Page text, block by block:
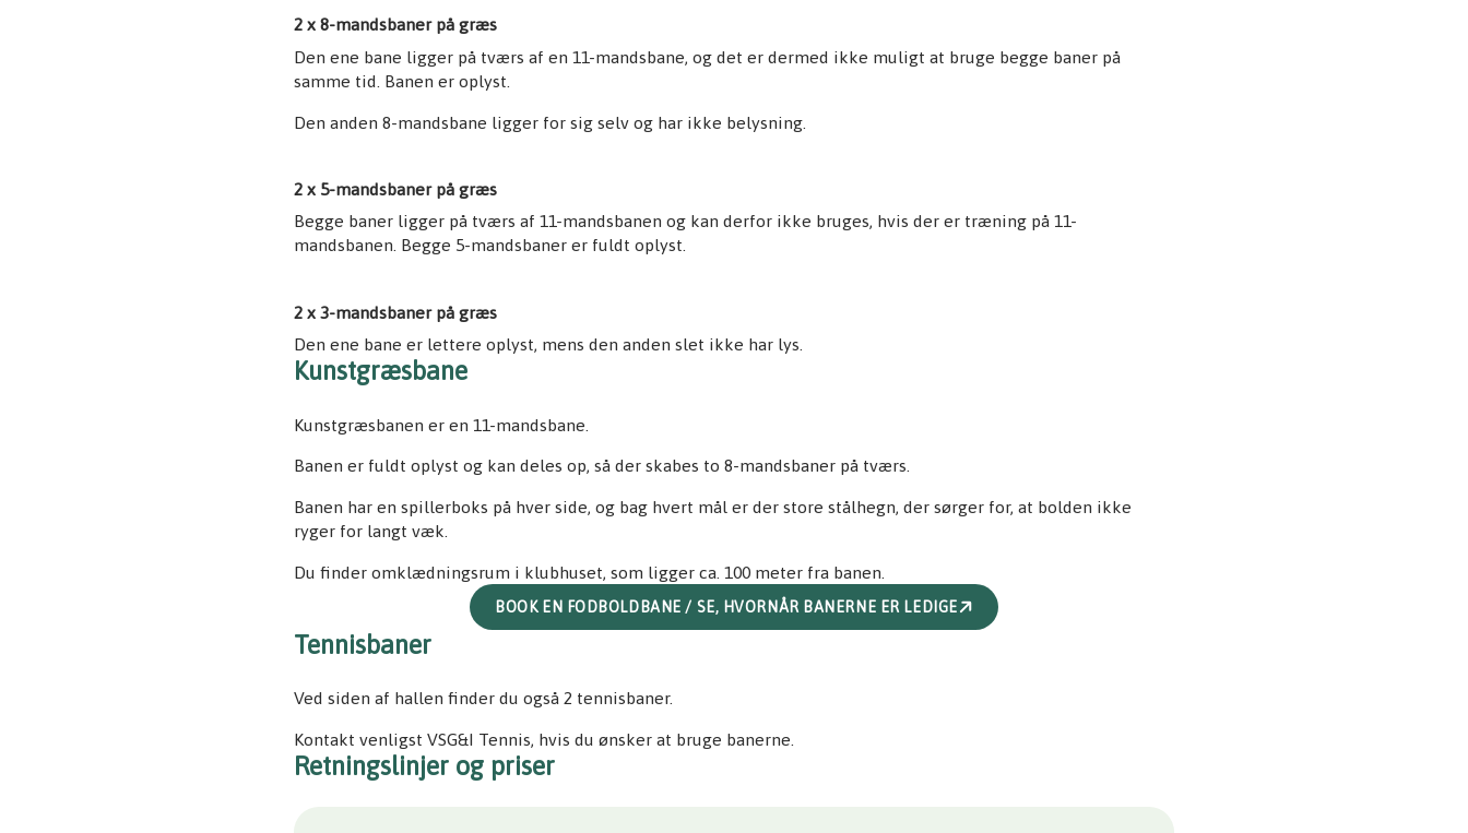
2 x 8-mandsbaner på græs
Den ene bane ligger på tværs af en 11-mandsbane, og det er dermed ikke muligt at bruge begge baner på
samme tid. Banen er oplyst.
Den anden 8-mandsbane ligger for sig selv og har ikke belysning.
2 x 5-mandsbaner på græs
Begge baner ligger på tværs af 11-mandsbanen og kan derfor ikke bruges, hvis der er træning på 11-
mandsbanen. Begge 5-mandsbaner er fuldt oplyst.
2 x 3-mandsbaner på græs
Den ene bane er lettere oplyst, mens den anden slet ikke har lys.
Kunstgræsbane
Kunstgræsbanen er en 11-mandsbane.
Banen er fuldt oplyst og kan deles op, så der skabes to 8-mandsbaner på tværs.
Banen har en spillerboks på hver side, og bag hvert mål er der store stålhegn, der sørger for, at bolden ikke
ryger for langt væk.
Du finder omklædningsrum i klubhuset, som ligger ca. 100 meter fra banen.
BOOK EN FODBOLDBANE / SE, HVORNÅR BANERNE ER LEDIGE
Tennisbaner
Ved siden af hallen finder du også 2 tennisbaner.
Kontakt venligst VSG&I Tennis, hvis du ønsker at bruge banerne.
Retningslinjer og priser